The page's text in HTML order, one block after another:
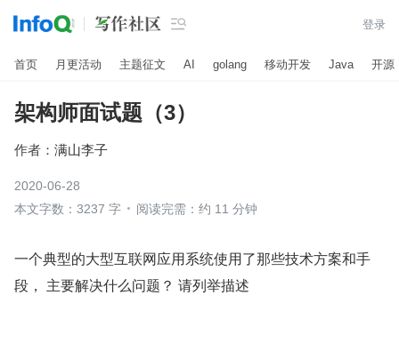
 登录
首页 月更活动 主题征文 AI golang 移动开发 Java 开源
架构师面试题（3）
作者： 满山李子
2020-06-28
本文字数：3237 字
阅读完需：约 11 分钟
一个典型的大型互联网应用系统使用了那些技术方案和手
段， 主要解决什么问题？ 请列举描述